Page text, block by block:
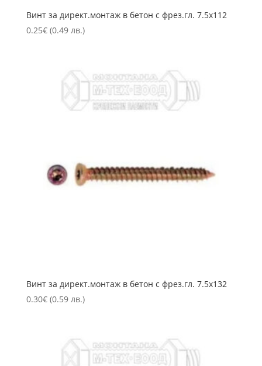
Винт за директ.монтаж в бетон с фрез.гл. 7.5х112
0.25€ (0.49 лв.)
Винт за директ.монтаж в бетон с фрез.гл. 7.5х132
0.30€ (0.59 лв.)